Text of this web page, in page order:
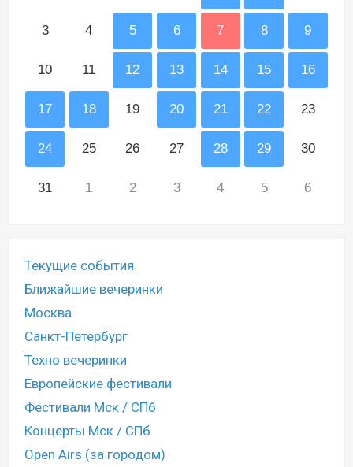
3 4 5 6 7 8 9
10 11 12 13 14 15 16
17 18 19 20 21 22 23
24 25 26 27 28 29 30
31 1 2 3 4 5 6
Текущие события
Ближайшие вечеринки
Москва
Санкт-Петербург
Техно вечеринки
Европейские фестивали
Фестивали Мск / СПб
Концерты Мск / СПб
Open Airs (за городом)